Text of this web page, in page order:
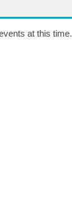
at this time.